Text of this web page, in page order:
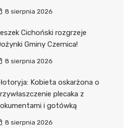
8 sierpnia 2026
Cichoński rozgrzeje
Gminy Czernica!
8 sierpnia 2026
Kobieta oskarżona o
plecaka z
i gotówką
8 sierpnia 2026